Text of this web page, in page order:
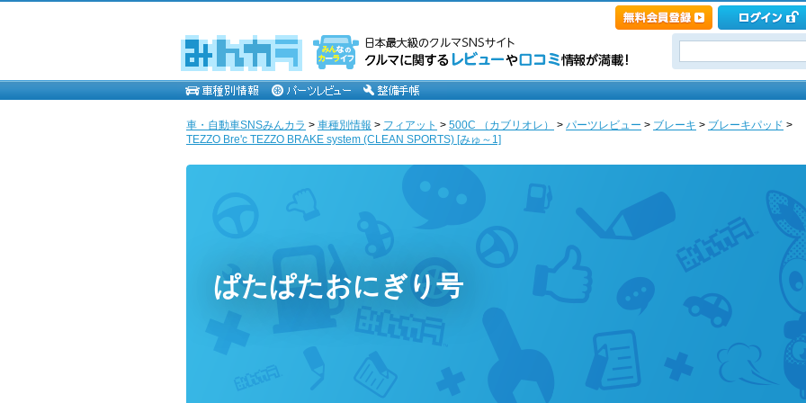
車・自動車SNSみんカラ > 車種別情報 > フィアット > 500C （カブリオレ） > パーツレビュー > ブレーキ > ブレーキパッド >
TEZZO Bre'c TEZZO BRAKE system (CLEAN SPORTS) [みゅ～1]
ぱたぱたおにぎり号